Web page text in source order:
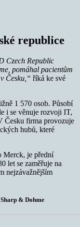
republice
Czech Republic
pomáhal pacientům
Česku,“ říká ke své
1 570 osob. Působí
i se věnuje rozvoji IT,
Česku firma provozuje
hubů, které
Merck, je přední
let se zaměřuje na
nejzávažnějším
& Dohme